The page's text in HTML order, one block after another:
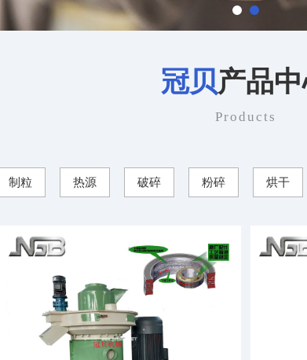
冠贝产品
Products
制粒 热源 破碎 粉碎 烘干